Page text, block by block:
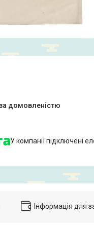
за домовленістю
У компанії підключені
Інформація для